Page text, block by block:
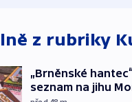
z rubriky
„Brněnské
seznam na jihu